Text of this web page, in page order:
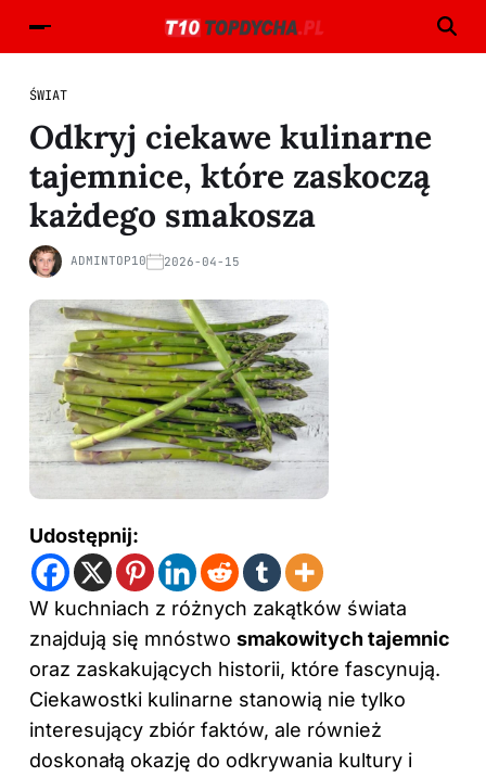
ŚWIAT
Odkryj ciekawe kulinarne
tajemnice, które zaskoczą
każdego smakosza
ADMINTOP10 2026-04-15
Udostępnij:
W kuchniach z różnych zakątków świata
znajdują się mnóstwo smakowitych tajemnic
oraz zaskakujących historii, które fascynują.
Ciekawostki kulinarne stanowią nie tylko
interesujący zbiór faktów, ale również
doskonałą okazję do odkrywania kultury i